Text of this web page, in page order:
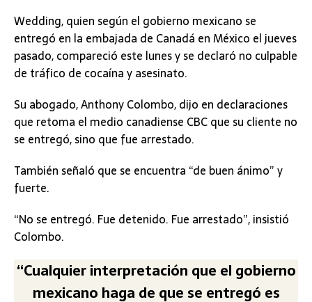
Wedding, quien según el gobierno mexicano se
entregó en la embajada de Canadá en México el jueves
pasado, compareció este lunes y se declaró no culpable
de tráfico de cocaína y asesinato.
Su abogado, Anthony Colombo, dijo en declaraciones
que retoma el medio canadiense CBC que su cliente no
se entregó, sino que fue arrestado.
También señaló que se encuentra “de buen ánimo” y
fuerte.
“No se entregó. Fue detenido. Fue arrestado”, insistió
Colombo.
“Cualquier interpretación que el gobierno
mexicano haga de que se entregó es